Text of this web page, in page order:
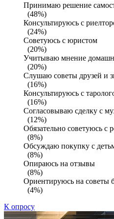
Принимаю решение
(48%)
Консультируюсь с
(24%)
Советуюсь с юристом
(20%)
Учитываю мнение
(20%)
Слушаю советы друзей и
(16%)
Консультируюсь с
(16%)
Согласовываю сделку с
(12%)
Обязательно советуюсь с
(8%)
Обсуждаю покупку с
(8%)
Опираюсь на отзывы
(8%)
Ориентируюсь на советы
(4%)
К опросу